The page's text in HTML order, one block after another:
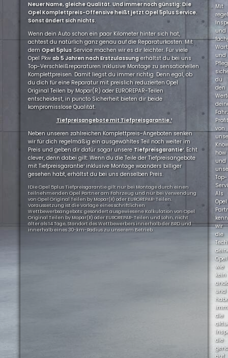
Neuer Name, gleiche Qualität. Und immer noch günstig: Die
Opel Komplettpreis-Offensive heißt jetzt Opel 5plus Service.
Sonst ändert sich nichts.
Wenn dein Auto schon ein paar Kilometer hinter sich hat,
achtest du natürlich ganz genau auf die Reparaturkosten. Mit
dem Opel 5plusService machen wir es dir leichter. Für viele
Opel Pkwab 5 Jahren nach Erstzulassungerhältst du bei uns
Top-Verschleißreparaturen inklusive Montage zu sensationellen
Komplettpreisen. Damit liegst du immer richtig. Denn egal, ob
du dich für eine Reparatur mit preislich reduzierten Opel
Original Teilen by Mopar(R) oder EUROREPAR-Teilen
entscheidest, in puncto Sicherheit bieten dir beide
kompromisslose Qualität.
Tiefpreisangebote mit Tiefpreisgarantie.¹
Neben unseren zahlreichen Komplettpreis-Angeboten senken
wir für dich regelmäßig ein ausgewähltes Teil noch weiter im
Preis und geben dir dafür sogar unsere Tiefpreisgarantie¹. Echt
clever, denn dabei gilt: Wenn du die Teile der Tiefpreisangebote
mit Tiefpreisgarantie¹ inklusive Montage woanders billiger
gesehen habt, erhältst du bei uns denselben Preis.
1Die Opel 5plus Tiefpreisgarantie gilt nur bei Montage durch einen
teilnehmenden Opel Partner am Fahrzeug und nur bei Verwendung
von Opel Original Teilen by Mopar(R) oder EUROREPAR-Teilen.
Voraussetzung ist die Vorlage eines schriftlichen
Wettbewerbsangebots: gesondert ausgewiesene Kalkulation von Opel
Original Teilen by Mopar(R) oder EUROREPAR-Teilen und Lohn, nicht
älter als 14 Tage, Standort des Wettbewerbers innerhalb der BRD und
innerhalb eines 30-km-Radius zu unserem Betrieb.
Mit
und
und
du
den
von
how
und
Top-
Als
Opel
wir
die
Opel
wie
kein
und
die
die
auf